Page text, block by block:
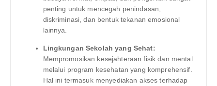
penting untuk mencegah penindasan,
diskriminasi, dan bentuk tekanan emosional
lainnya.
Lingkungan Sekolah yang Sehat:
Mempromosikan kesejahteraan fisik dan mental
melalui program kesehatan yang komprehensif.
Hal ini termasuk menyediakan akses terhadap